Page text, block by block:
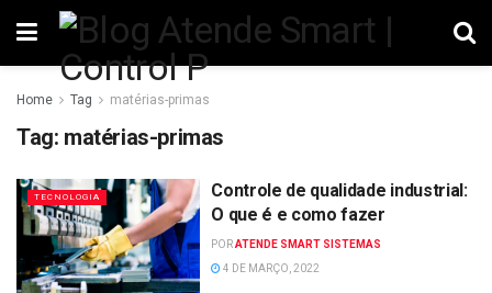
Home Tag matérias-primas
Tag: matérias-primas
TECNOLOGIA
Controle de qualidade industrial:
O que é e como fazer
PORATENDE SMART SISTEMAS
4 DE MARÇO, 2022